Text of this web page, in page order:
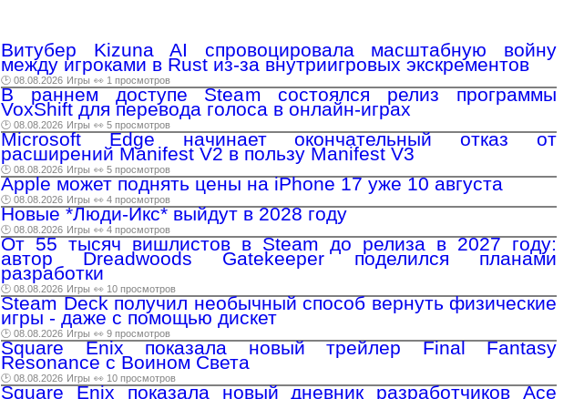
Витубер Kizuna AI спровоцировала масштабную войну
между игроками в Rust из-за внутриигровых экскрементов
🕑 08.08.2026 Игры 👀 1 просмотров
В раннем доступе Steam состоялся релиз программы
VoxShift для перевода голоса в онлайн-играх
🕑 08.08.2026 Игры 👀 5 просмотров
Microsoft Edge начинает окончательный отказ от
расширений Manifest V2 в пользу Manifest V3
🕑 08.08.2026 Игры 👀 5 просмотров
Apple может поднять цены на iPhone 17 уже 10 августа
🕑 08.08.2026 Игры 👀 4 просмотров
Новые *Люди-Икс* выйдут в 2028 году
🕑 08.08.2026 Игры 👀 4 просмотров
От 55 тысяч вишлистов в Steam до релиза в 2027 году:
автор Dreadwoods Gatekeeper поделился планами
разработки
🕑 08.08.2026 Игры 👀 10 просмотров
Steam Deck получил необычный способ вернуть физические
игры - даже с помощью дискет
🕑 08.08.2026 Игры 👀 9 просмотров
Square Enix показала новый трейлер Final Fantasy
Resonance с Воином Света
🕑 08.08.2026 Игры 👀 10 просмотров
Square Enix показала новый дневник разработчиков Ace